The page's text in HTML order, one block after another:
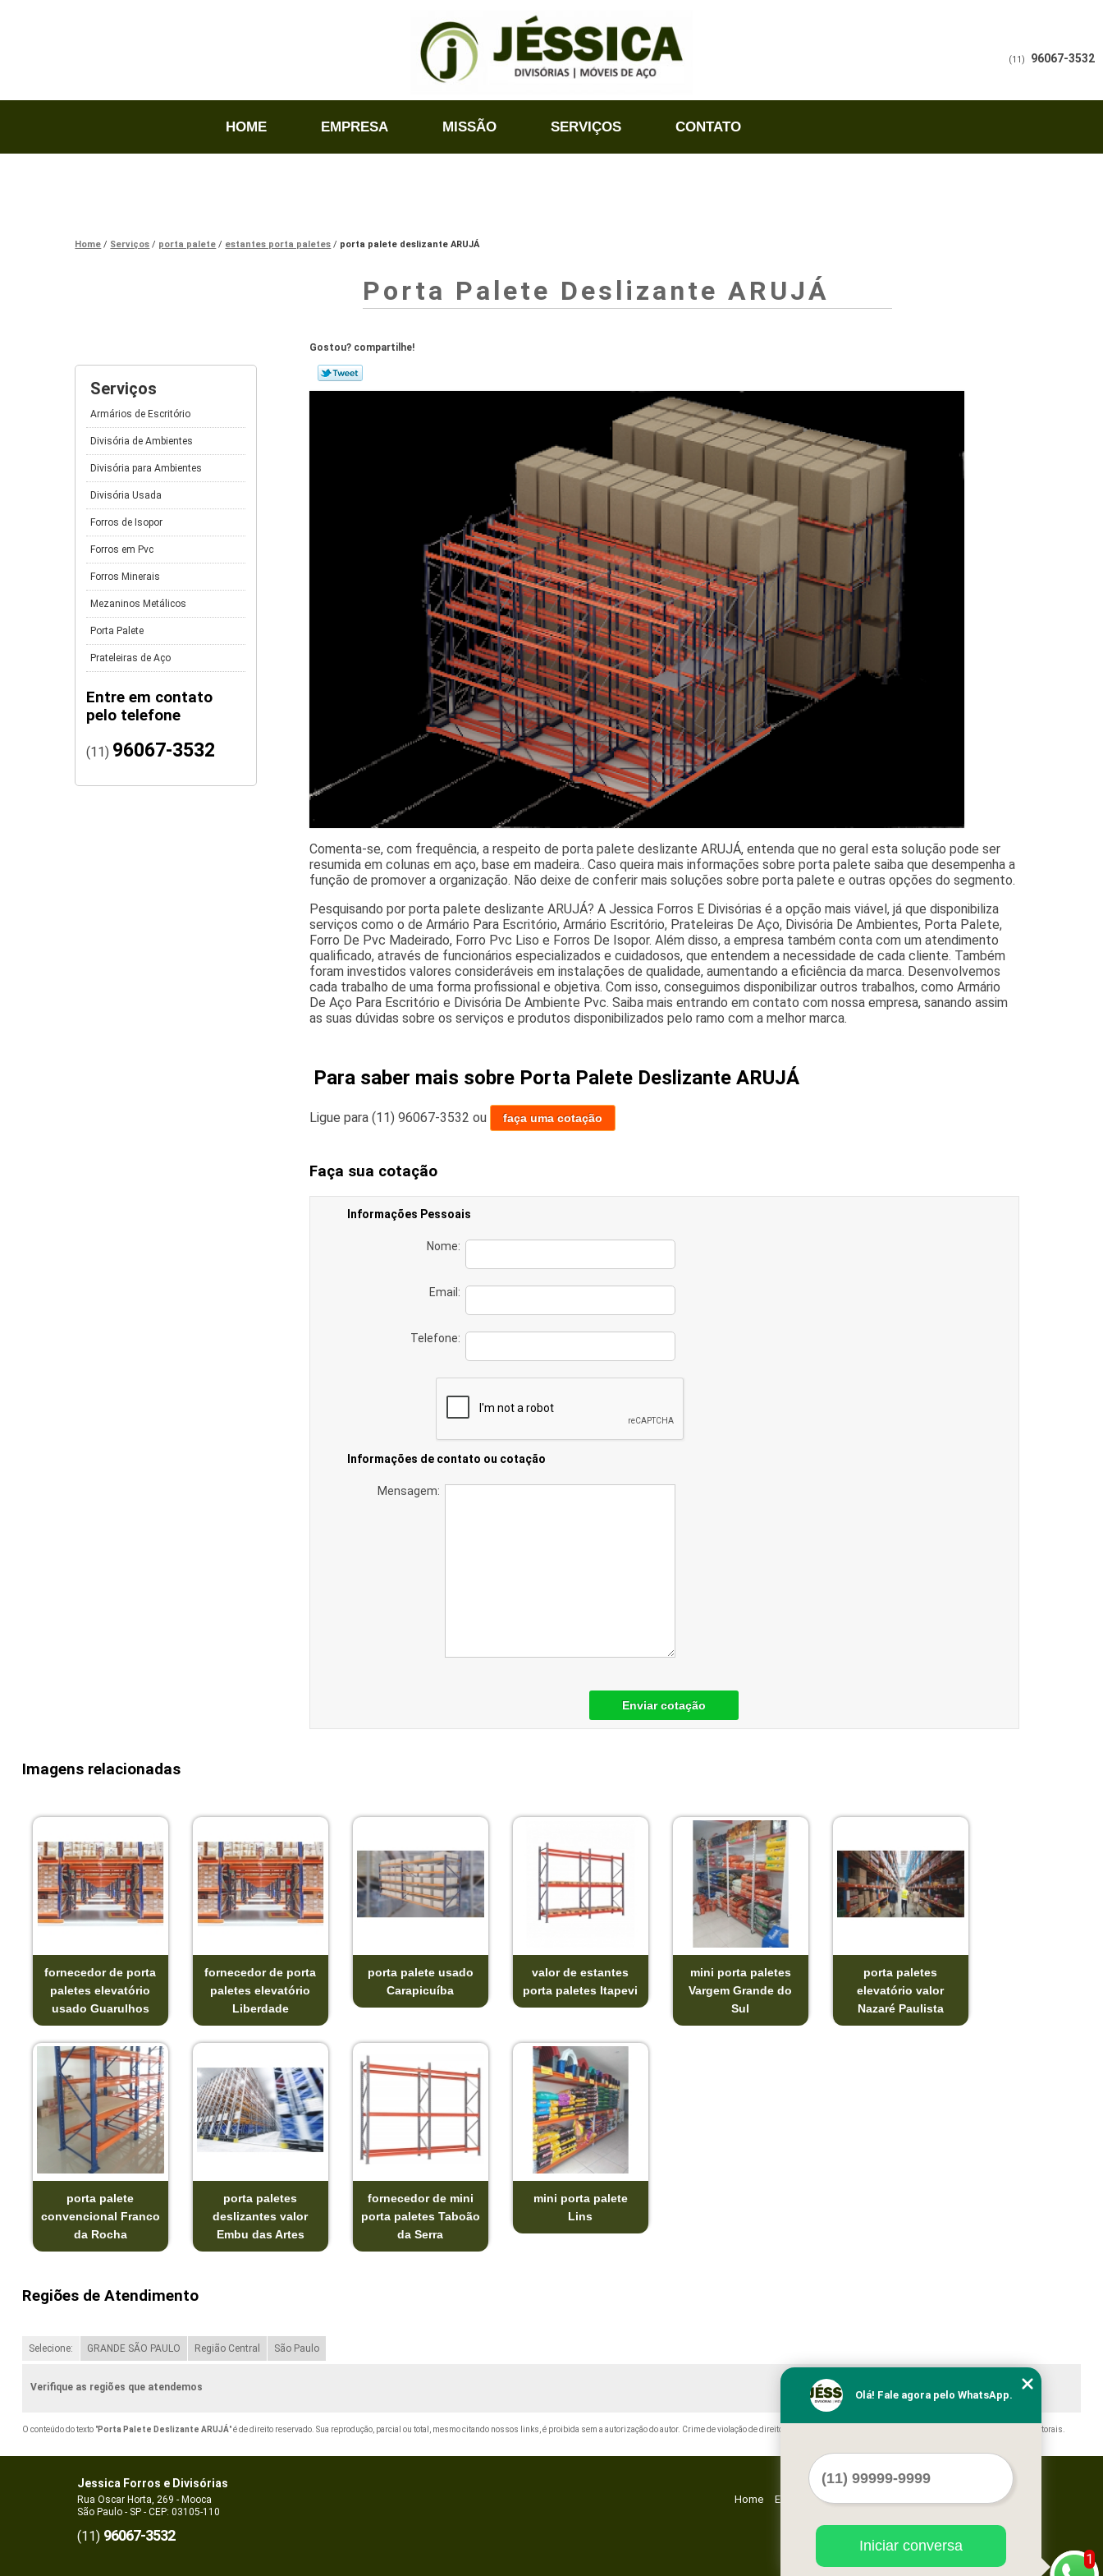
HOME EMPRESA MISSÃO SERVIÇOS CONTATO
(11) 96067-3532
Home Serviços porta palete estantes porta paletes porta palete deslizante ARUJÁ
Serviços
Armários de Escritório
Divisória de Ambientes
Divisória para Ambientes
Divisória Usada
Forros de Isopor
Forros em Pvc
Forros Minerais
Mezaninos Metálicos
Porta Palete
Prateleiras de Aço
Entre em contato
pelo telefone
(11) 96067-3532
Porta Palete Deslizante ARUJÁ
Gostou? compartilhe!
Comenta-se, com frequência, a respeito de porta palete deslizante ARUJÁ, entenda que no geral esta solução pode ser
resumida em colunas em aço, base em madeira.. Caso queira mais informações sobre porta palete saiba que desempenha a
função de promover a organização. Não deixe de conferir mais soluções sobre porta palete e outras opções do segmento.
Pesquisando por porta palete deslizante ARUJÁ? A Jessica Forros E Divisórias é a opção mais viável, já que disponibiliza
serviços como o de Armário Para Escritório, Armário Escritório, Prateleiras De Aço, Divisória De Ambientes, Porta Palete,
Forro De Pvc Madeirado, Forro Pvc Liso e Forros De Isopor. Além disso, a empresa também conta com um atendimento
qualificado, através de funcionários especializados e cuidadosos, que entendem a necessidade de cada cliente. Também
foram investidos valores consideráveis em instalações de qualidade, aumentando a eficiência da marca. Desenvolvemos
cada trabalho de uma forma profissional e objetiva. Com isso, conseguimos disponibilizar outros trabalhos, como Armário
De Aço Para Escritório e Divisória De Ambiente Pvc. Saiba mais entrando em contato com nossa empresa, sanando assim
as suas dúvidas sobre os serviços e produtos disponibilizados pelo ramo com a melhor marca.
Para saber mais sobre Porta Palete Deslizante ARUJÁ
Ligue para(11) 96067-3532 ou faça uma cotação
Faça sua cotação
Informações Pessoais
Nome:
Email:
Telefone:
Informações de contato ou cotação
Mensagem:
Enviar cotação
Imagens relacionadas
fornecedor de porta
paletes elevatório
usado Guarulhos
fornecedor de porta
paletes elevatório
Liberdade
porta palete usado
Carapicuíba
valor de estantes
porta paletes Itapevi
mini porta paletes
Vargem Grande do
Sul
porta paletes
elevatório valor
Nazaré Paulista
porta palete
convencional Franco
da Rocha
porta paletes
deslizantes valor
Embu das Artes
fornecedor de mini
porta paletes Taboão
da Serra
mini porta palete
Lins
Regiões de Atendimento
Selecione: GRANDE SÃO PAULO Região Central São Paulo
Verifique as regiões que atendemos
O conteúdo do texto "Porta Palete Deslizante ARUJÁ" é de direito reservado. Sua reprodução, parcial ou total, mesmo citando nossos links, é proibida sem a autorização do autor. Crime de violação de direito autoral – artigo 184 do Código Penal – Lei 9610/98 - Lei de direitos autorais
Jessica Forros e Divisórias
Rua Oscar Horta, 269 - Mooca
São Paulo - SP - CEP: 03105-110
(11) 96067-3532
Home Empresa Missão Mapa do site
1
Olá! Fale agora pelo WhatsApp.
Iniciar conversa